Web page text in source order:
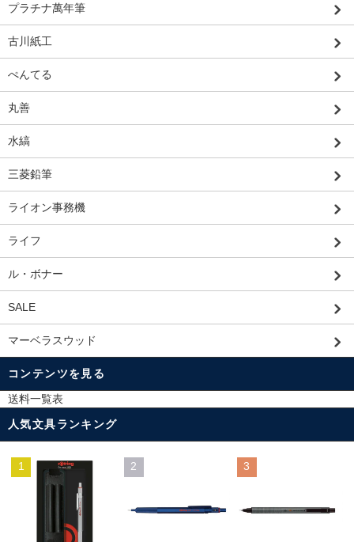
プラチナ萬年筆
古川紙工
ぺんてる
丸善
水縞
三菱鉛筆
ライオン事務機
ライフ
ル・ボナー
SALE
マーベラスウッド
コンテンツを見る
送料一覧表
人気文具ランキング
1 2 3